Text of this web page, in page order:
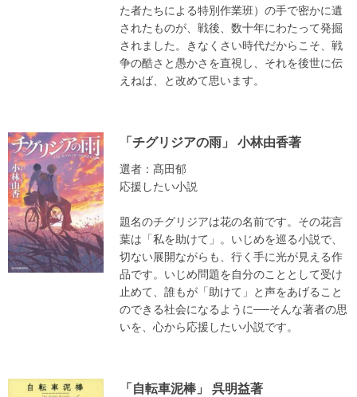
た者たちによる特別作業班）の手で密かに遺
されたものが、戦後、数十年にわたって発掘
されました。きなくさい時代だからこそ、戦
争の酷さと愚かさを直視し、それを後世に伝
えねば、と改めて思います。
「チグリジアの雨」 小林由香著
選者：髙田郁
応援したい小説
題名のチグリジアは花の名前です。その花言
葉は「私を助けて」。いじめを巡る小説で、
切ない展開ながらも、行く手に光が見える作
品です。いじめ問題を自分のこととして受け
止めて、誰もが「助けて」と声をあげること
のできる社会になるように──そんな著者の思
いを、心から応援したい小説です。
「自転車泥棒」 呉明益著